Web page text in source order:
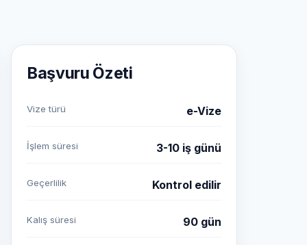
Başvuru Özeti
Vize türü e-Vize
İşlem süresi 3-10 iş günü
Geçerlilik Kontrol edilir
Kalış süresi 90 gün